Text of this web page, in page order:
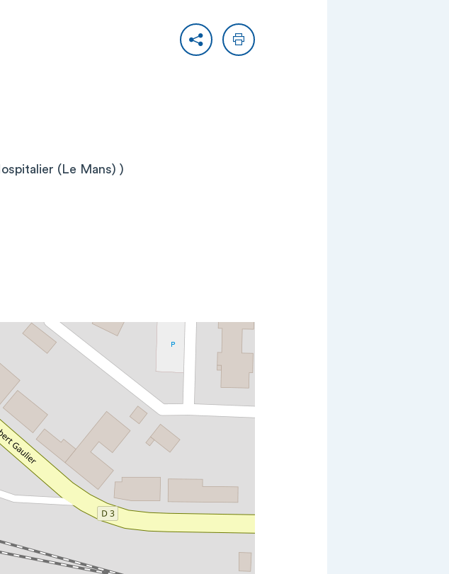
PartagerImprimer
(Le Mans) )